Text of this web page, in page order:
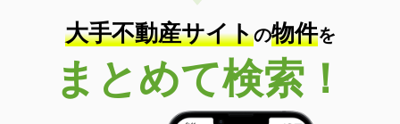
大手不動産サイトの物件を
まとめて検索！